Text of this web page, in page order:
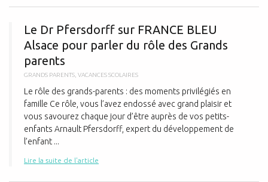
Le Dr Pfersdorff sur FRANCE BLEU
Alsace pour parler du rôle des Grands
parents
GRANDS PARENTS VACANCES SCOLAIRES
Le rôle des grands-parents : des moments privilégiés en
famille Ce rôle, vous l’avez endossé avec grand plaisir et
vous savourez chaque jour d’être auprès de vos petits-
enfants Arnault Pfersdorff, expert du développement de
l’enfant ...
Lire la suite de l'article